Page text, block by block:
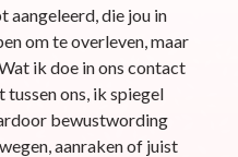
aangeleerd, die jou in
om te overleven, maar
ik doe in ons contact
ons, ik spiegel
bewustwording
aanraken of juist